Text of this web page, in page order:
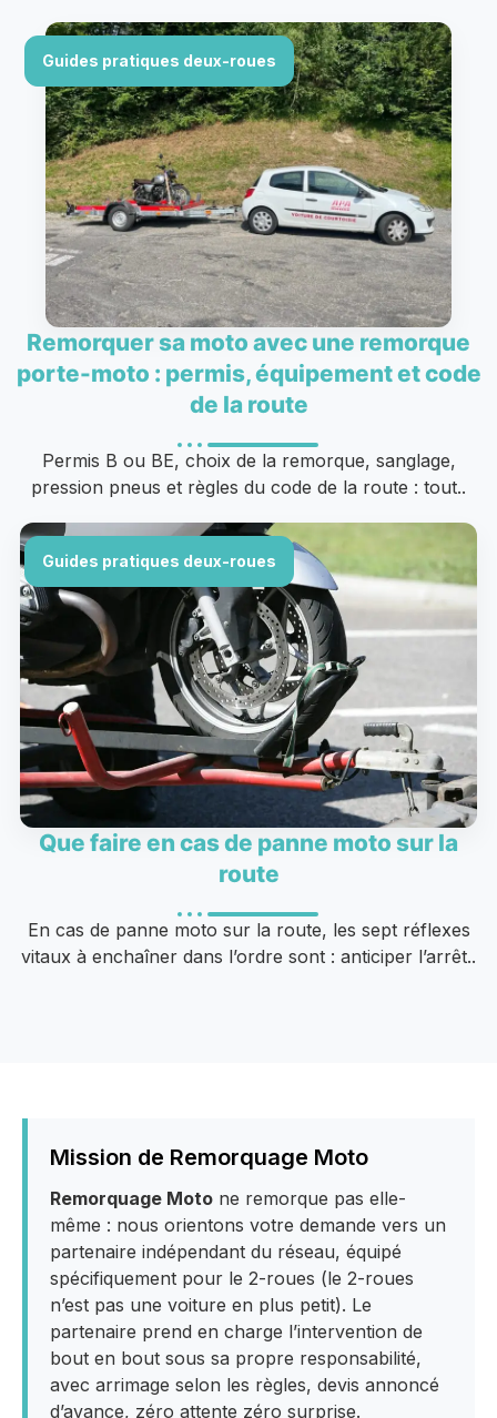
Guides pratiques deux-roues
Remorquer sa moto avec une remorque
porte-moto : permis, équipement et code
de la route
Permis B ou BE, choix de la remorque, sanglage,
pression pneus et règles du code de la route : tout..
Guides pratiques deux-roues
Que faire en cas de panne moto sur la
route
En cas de panne moto sur la route, les sept réflexes
vitaux à enchaîner dans l’ordre sont : anticiper l’arrêt..
Mission de Remorquage Moto
Remorquage Moto ne remorque pas elle-
même : nous orientons votre demande vers un
partenaire indépendant du réseau, équipé
spécifiquement pour le 2-roues (le 2-roues
n’est pas une voiture en plus petit). Le
partenaire prend en charge l’intervention de
bout en bout sous sa propre responsabilité,
avec arrimage selon les règles, devis annoncé
d’avance, zéro attente zéro surprise.